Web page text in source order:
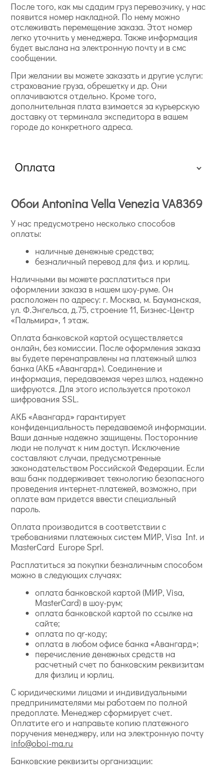
После того, как мы сдадим груз перевозчику, у нас
появится номер накладной. По нему можно
отслеживать перемещение заказа. Этот номер
легко уточнить у менеджера. Также информация
будет выслана на электронную почту и в смс
сообщении.
При желании вы можете заказать и другие услуги:
страхование груза, обрешетку и др. Они
оплачиваются отдельно. Кроме того,
дополнительная плата взимается за курьерскую
доставку от терминала экспедитора в вашем
городе до конкретного адреса.
Оплата
Обои Antonina Vella Venezia VA8369
У нас предусмотрено несколько способов
оплаты:
наличные денежные средства;
безналичный перевод для физ. и юрлиц.
Наличными вы можете расплатиться при
оформлении заказа в нашем шоу-руме. Он
расположен по адресу: г. Москва, м. Бауманская,
ул. Ф.Энгельса, д.75, строение 11, Бизнес-Центр
«Пальмира», 1 этаж.
Оплата банковской картой осуществляется
онлайн, без комиссии. После оформления заказа
вы будете перенаправлены на платежный шлюз
банка (АКБ «Авангард»). Соединение и
информация, передаваемая через шлюз, надежно
шифруются. Для этого используется протокол
шифрования SSL.
АКБ «Авангард» гарантирует
конфиденциальность передаваемой информации.
Ваши данные надежно защищены. Посторонние
люди не получат к ним доступ. Исключение
составляют случаи, предусмотренные
законодательством Российской Федерации. Если
ваш банк поддерживает технологию безопасного
проведения интернет-платежей, возможно, при
оплате вам придется ввести специальный
пароль.
Оплата производится в соответствии с
требованиями платежных систем МИР, Visa Int. и
MasterCard Europe Sprl.
Расплатиться за покупки безналичным способом
можно в следующих случаях:
оплата банковской картой (МИР, Visa,
MasterCard) в шоу-рум;
оплата банковской картой по ссылке на
сайте;
оплата по qr-коду;
оплата в любом офисе банка «Авангард»;
перечисление денежных средств на
расчетный счет по банковским реквизитам
для физлиц и юрлиц.
С юридическими лицами и индивидуальными
предпринимателями мы работаем по полной
предоплате. Менеджер сформирует счет.
Оплатите его и направьте копию платежного
поручения менеджеру, или на электронную почту
info@oboi-ma.ru
Банковские реквизиты организации: